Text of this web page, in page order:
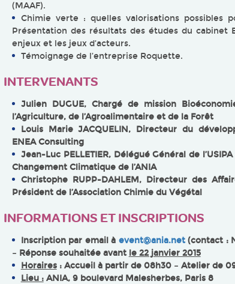
(MAAF).
Chimie verte : quelles valorisations possibles
Présentation des résultats des études du cabinet
enjeux et les jeux d’acteurs.
Témoignage de l’entreprise Roquette.
INTERVENANTS
Julien DUGUE, Chargé de mission
l’Agriculture, de l’Agroalimentaire et de la Forêt
Louis Marie JACQUELIN, Directeur du
ENEA Consulting
Jean-Luc PELLETIER, Délégué Général de
Changement Climatique de l’ANIA
Christophe RUPP-DAHLEM, Directeur des
Président de l’Association Chimie du Végétal
INFORMATIONS ET INSCRIPTIONS
Inscription par email à event@ania.net(contact :
– Réponse souhaitée avant le 22 janvier 2015
Horaires: Accueil à partir de 08h30 – Atelier de
Lieu :ANIA, 9 boulevard Malesherbes, Paris 8